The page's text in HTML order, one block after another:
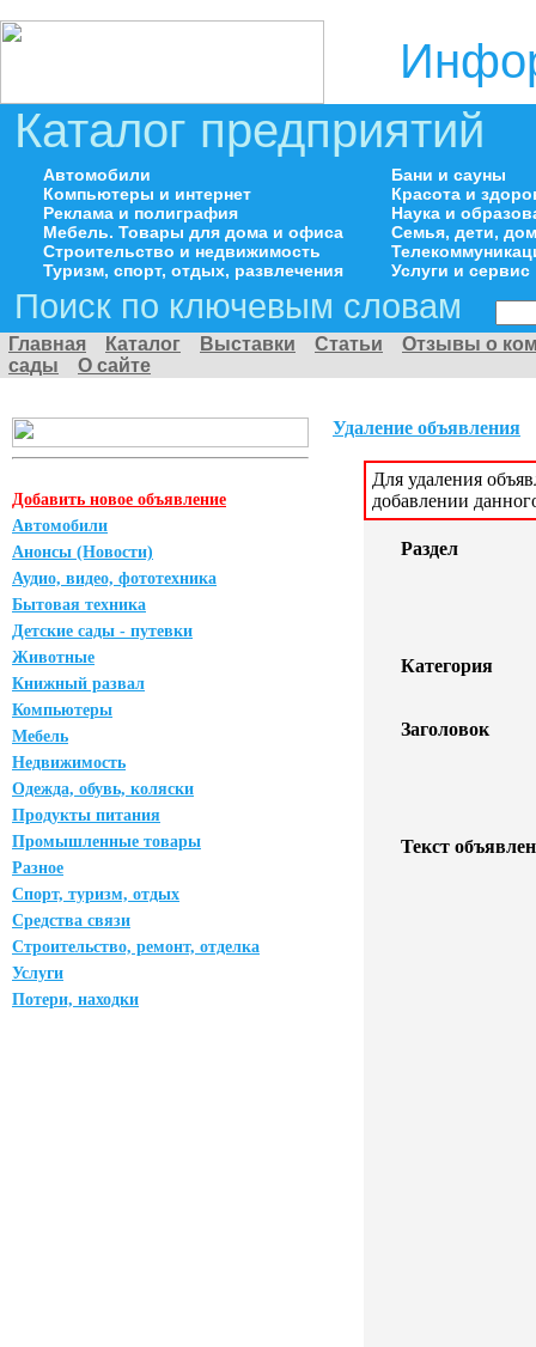
Каталог предприятий
Автомобили
Компьютеры и интернет
Реклама и полиграфия
Мебель. Товары для дома и офиса
Строительство и недвижимость
Туризм, спорт, отдых, развлечения
Бани и сауны
Красота и
Наука и
Семья, дети,
Услуги и сервис
Поиск по ключевым словам
Главная Каталог Выставки Статьи
Отзывы о
сады
О сайте
Добавить новое объявление
Автомобили
Анонсы (Новости)
Аудио, видео, фототехника
Бытовая техника
Детские сады - путевки
Животные
Книжный развал
Компьютеры
Мебель
Недвижимость
Одежда, обувь, коляски
Продукты питания
Промышленные товары
Разное
Спорт, туризм, отдых
Средства связи
Строительство, ремонт, отделка
Услуги
Потери, находки
Удаление объявления
Для удаления
добавлении
Раздел
Категория
Заголовок
Текст